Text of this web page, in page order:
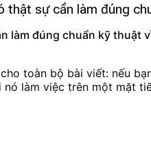
sự cần làm đúng
làm đúng chuẩn kỹ
toàn bộ bài viết: nếu
làm việc trên một mặt